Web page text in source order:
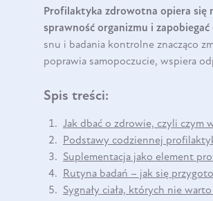
Profilaktyka zdrowotna opiera się
sprawność organizmu i zapobiegać
snu i badania kontrolne znacząco
poprawia samopoczucie, wspiera
Spis treści:
Jak dbać o zdrowie, czyli czym
Podstawy codziennej
Suplementacja jako element
Rutyna badań – jak się
Sygnały ciała, których nie